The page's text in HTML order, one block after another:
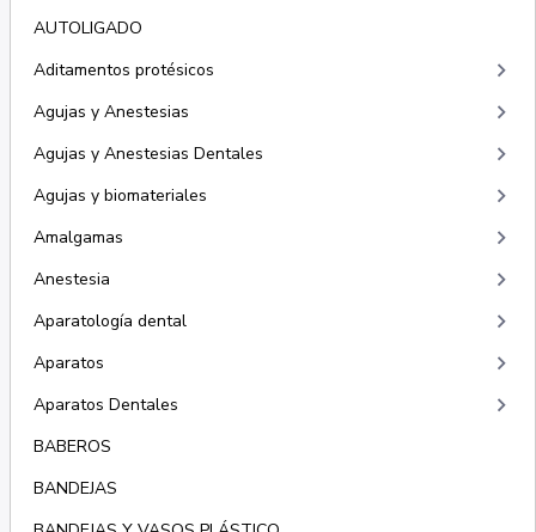
AUTOLIGADO
Aditamentos protésicos
keyboard_arrow_right
Agujas y Anestesias keyboard_arrow_right
Agujas y Anestesias Dentales keyboard_arrow_right
Agujas y biomateriales keyboard_arrow_right
Amalgamas keyboard_arrow_right
Anestesia keyboard_arrow_right
Aparatología dental keyboard_arrow_right
Aparatos keyboard_arrow_right
Aparatos Dentales keyboard_arrow_right
BABEROS
BANDEJAS